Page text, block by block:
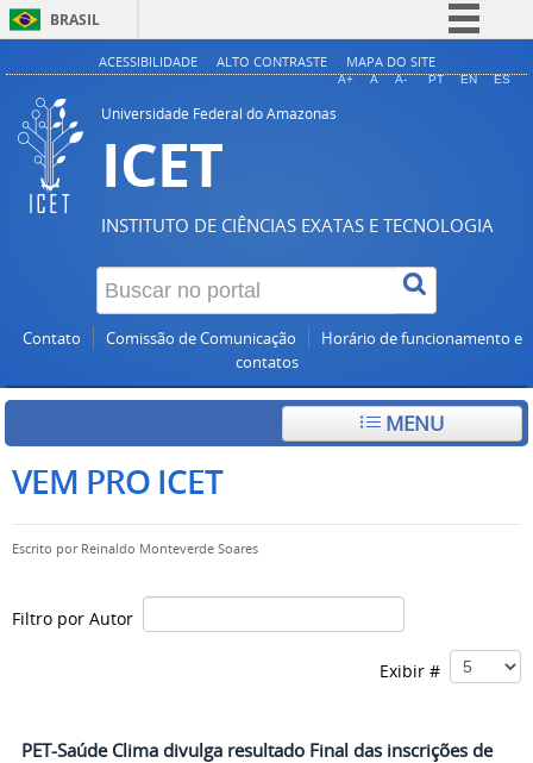
BRASIL
Simplifique!
ACESSIBILIDADE ALTO CONTRASTE MAPA DO SITE
A+ A A- PT EN ES
Universidade Federal do Amazonas
ICET
INSTITUTO DE CIÊNCIAS EXATAS E TECNOLOGIA
Contato Comissão de Comunicação
Horário de funcionamento e
contatos
MENU
VEM PRO ICET
Escrito por Reinaldo Monteverde Soares
Filtro por Autor
Exibir #
PET-Saúde Clima divulga resultado Final das inscrições de